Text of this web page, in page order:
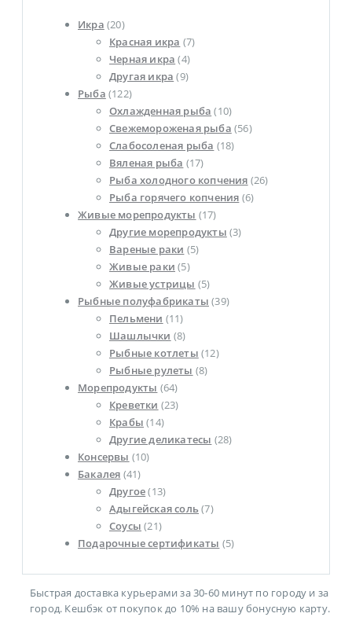
Икра (20)
Красная икра (7)
Черная икра (4)
Другая икра (9)
Рыба (122)
Охлажденная рыба (10)
Свежемороженая рыба (56)
Слабосоленая рыба (18)
Вяленая рыба (17)
Рыба холодного копчения (26)
Рыба горячего копчения (6)
Живые морепродукты (17)
Другие морепродукты (3)
Вареные раки (5)
Живые раки (5)
Живые устрицы (5)
Рыбные полуфабрикаты (39)
Пельмени (11)
Шашлычки (8)
Рыбные котлеты (12)
Рыбные рулеты (8)
Морепродукты (64)
Креветки (23)
Крабы (14)
Другие деликатесы (28)
Консервы (10)
Бакалея (41)
Другое(13)
Адыгейская соль (7)
Соусы (21)
Подарочные сертификаты (5)
Быстрая доставка курьерами за 30-60 минут по городу и за
город. Кешбэк от покупок до 10% на вашу бонусную карту.